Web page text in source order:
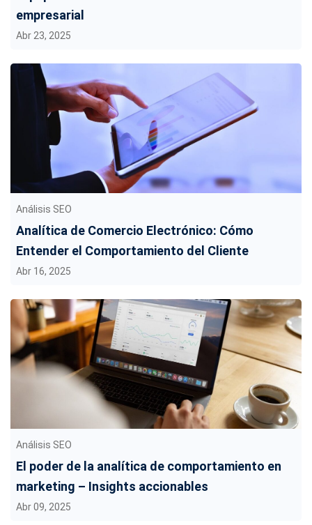
empresarial
Abr 23, 2025
Análisis SEO
Analítica de Comercio Electrónico: Cómo
Entender el Comportamiento del Cliente
Abr 16, 2025
Análisis SEO
El poder de la analítica de comportamiento en
marketing – Insights accionables
Abr 09, 2025